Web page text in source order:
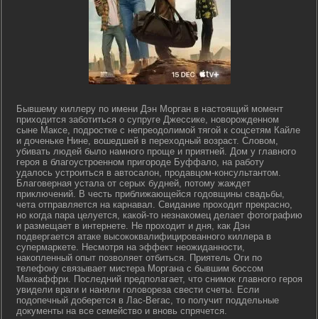
Бывшему киллеру по имени Дэн Морган в настоящий момент
приходится заботиться о супруге Джессике, новорожденном
сыне Максе, подростке с непреодолимой тягой к соцсетям Кайле
и доченьке Нине, вошедшей в переходный возраст. Словом,
убивать людей было намного проще и приятней. Дом у главного
героя в благоустроенном пригороде Буффало, на работу
удалось устроиться в автосалон, продавцом-консультантом.
Благоверная устала от серых будней, потому жаждет
приключений. В честь приближающейся годовщины свадьбы,
чета отправляется на карнавал. Свидание проходит прекрасно,
но когда пара целуется, какой-то незнакомец делает фотографию
и размещает в интернете. Не проходит и дня, как Дэн
подвергается атаке высококвалифицированного киллера в
супермаркете. Несмотря на эффект неожиданности,
накопленный опыт позволяет отбиться. Приятель Оги по
телефону связывает мистера Моргана с бывшим боссом
Маккаффри. Последний предполагает, что снимок главного героя
увидели враги и наняли головореза свести счеты. Если
подопечный доберется в Лас-Вегас, то получит поддельные
документы на все семейство и вновь спрячется.